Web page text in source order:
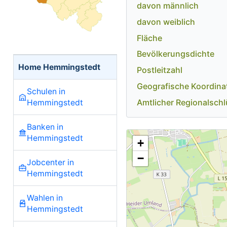
Home Hemmingstedt
Schulen in
Hemmingstedt
Banken in
Hemmingstedt
Jobcenter in
Hemmingstedt
Wahlen in
Hemmingstedt
davon männlich
davon weiblich
Fläche
Bevölkerungsdichte
Postleitzahl
Geografische
Amtlicher
+
−